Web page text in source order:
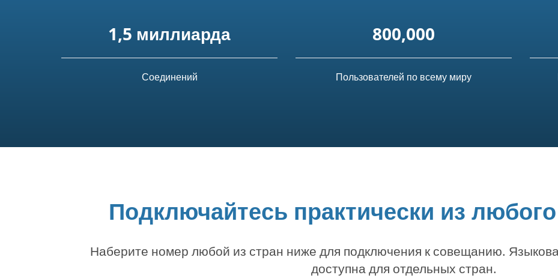
1,5 миллиарда
Соединений
800,000
Пользователей по всему миру
Подключайтесь практически из
Наберите номер любой из стран ниже для подключения к совещанию.
доступна для отдельных стран.